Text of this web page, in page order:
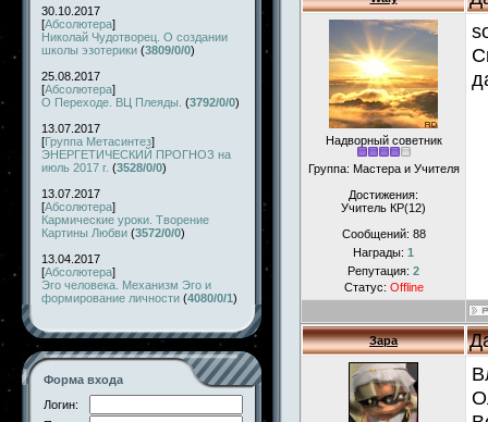
30.10.2017
[Абсолютера]
Николай Чудотворец. О создании
школы эзотерики (3809/0/0)
25.08.2017
[Абсолютера]
О Переходе. ВЦ Плеяды. (3792/0/0)
13.07.2017
[Группа Метасинтез]
ЭНЕРГЕТИЧЕСКИЙ ПРОГНОЗ на
июль 2017 г. (3528/0/0)
13.07.2017
[Абсолютера]
Кармические уроки. Творение
Картины Любви (3572/0/0)
13.04.2017
[Абсолютера]
Эго человека. Механизм Эго и
формирование личности (4080/0/1)
Форма входа
Логин:
Надворный советник
Группа: Мастера и Учителя
Достижения:
Учитель КР(12)
Сообщений: 88
Награды: 1
Репутация: 2
Статус: Offline
Зара